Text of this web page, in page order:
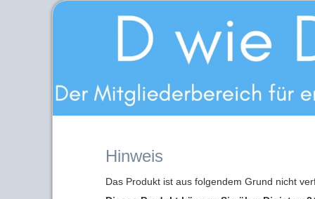
Hinweis
Das Produkt ist aus folgendem Grund nicht